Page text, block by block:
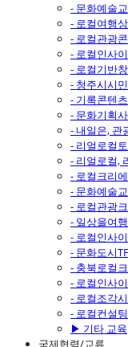
- 문화예술
- 로컬여행
- 로컬관광
- 로컬인사
- 로컬기반
- 청주시시
- 기록콘텐
- 문화기획
- 내일은, 관
- 리얼로컬
- 리얼로컬,
- 로컬크리
- 문화예술
- 로컬관광
- 일상을여
- 로컬인사
- 문화도시
- 충북로컬
- 로컬인사
- 로컬조각
- 로컬컨설
▶ 기타 교육
국제협력/교류